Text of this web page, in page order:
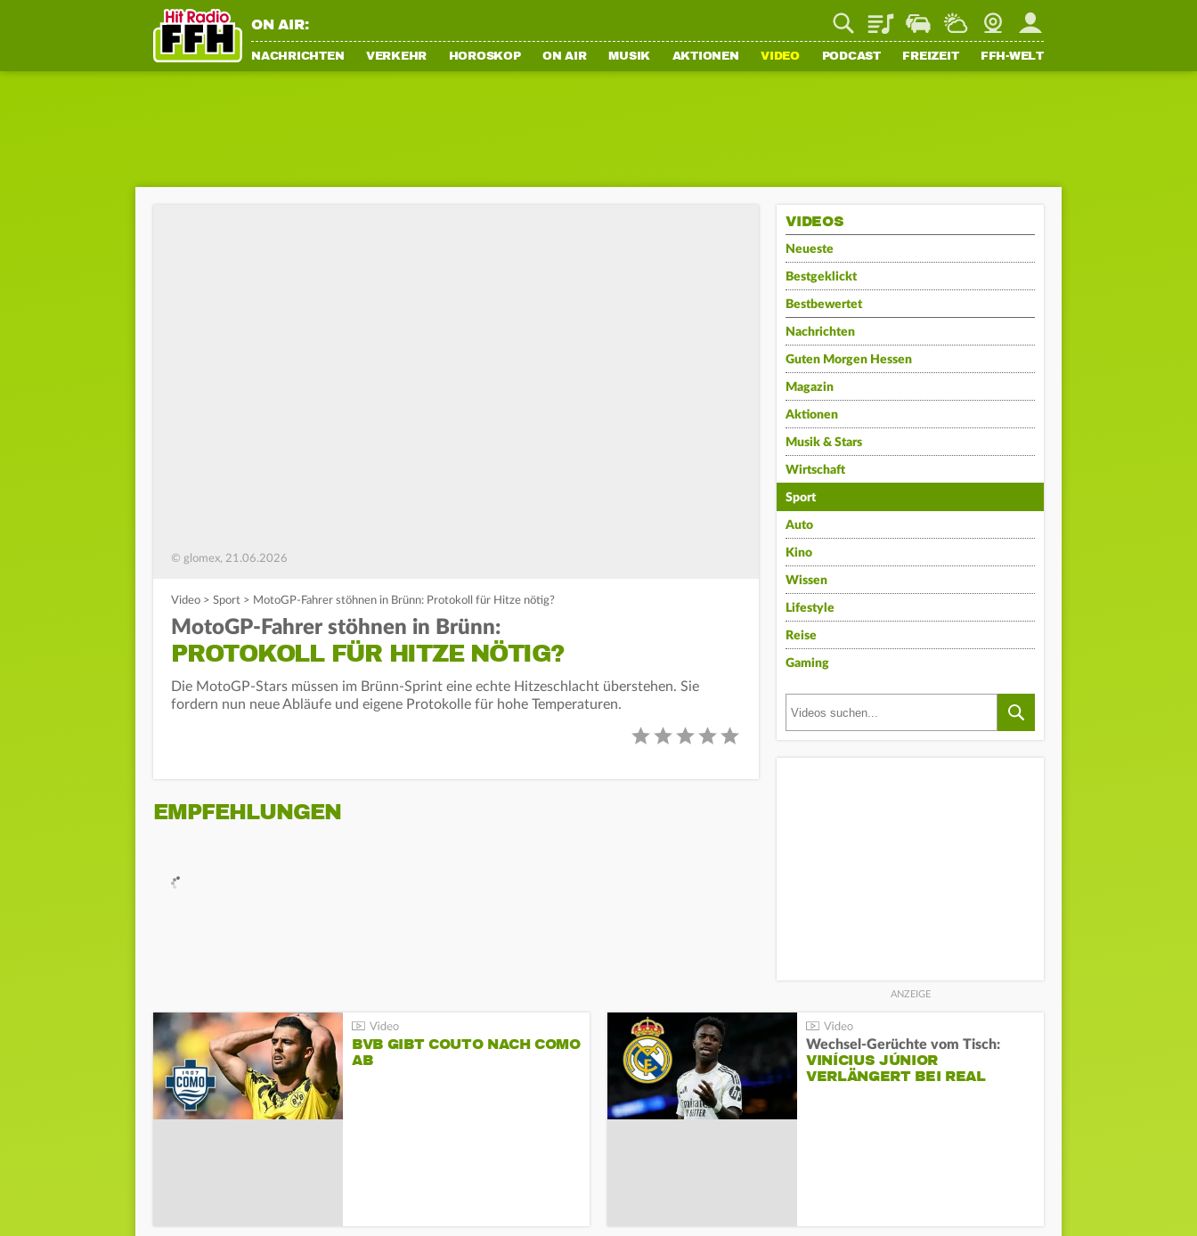
ON AIR: PlaylistStaupilotWetterWebcamMein FFH
NACHRICHTEN VERKEHR HOROSKOP ON AIR MUSIK AKTIONEN VIDEO PODCAST FREIZEIT FFH-WELT
© glomex, 21.06.2026
Video > Sport > MotoGP-Fahrer stöhnen in Brünn: Protokoll für Hitze nötig?
MotoGP-Fahrer stöhnen in Brünn:
PROTOKOLL FÜR HITZE NÖTIG?
Die MotoGP-Stars müssen im Brünn-Sprint eine echte Hitzeschlacht überstehen. Sie
fordern nun neue Abläufe und eigene Protokolle für hohe Temperaturen.
EMPFEHLUNGEN
VIDEOS
Neueste
Bestgeklickt
Bestbewertet
Nachrichten
Guten Morgen Hessen
Magazin
Aktionen
Musik & Stars
Wirtschaft
Sport
Auto
Kino
Wissen
Lifestyle
Reise
Gaming
BVB GIBT COUTO NACH COMO
AB
Wechsel-Gerüchte vom Tisch:
VINÍCIUS JÚNIOR
VERLÄNGERT BEI REAL